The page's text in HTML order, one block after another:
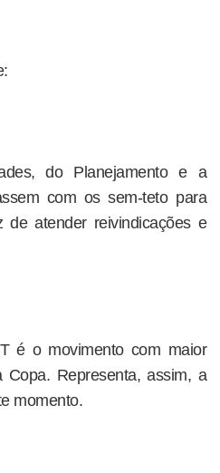
do Planejamento e a
com os sem-teto para
de atender reivindicações e
é o movimento com maior
Copa. Representa, assim, a
momento.